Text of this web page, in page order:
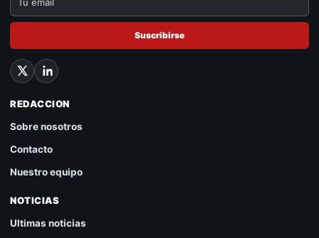
Suscribirse
REDACCION
Sobre nosotros
Contacto
Nuestro equipo
NOTICIAS
Ultimas noticias